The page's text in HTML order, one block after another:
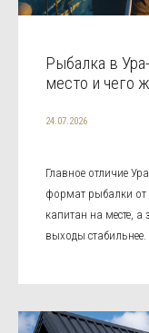
Рыбалка в
место и чего
24.07.2026
Главное отличие
формат рыбалки от
капитан на месте,
выходы